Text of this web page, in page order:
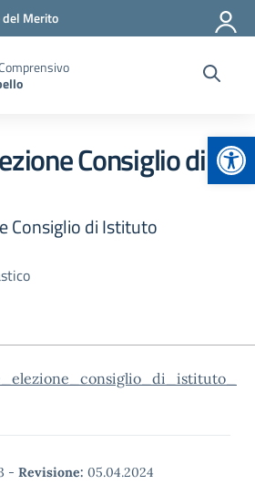
Merito
Consiglio di
Consiglio di Istituto
- Revisione: 05.04.2024